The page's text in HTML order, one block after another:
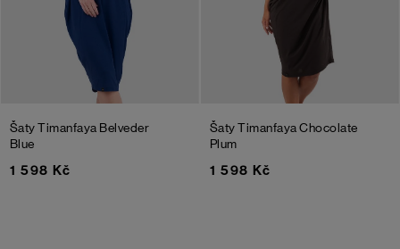
Šaty Timanfaya Belveder
Blue
1 598 Kč
Šaty TimanfayaChocolate
Plum
1 598 Kč